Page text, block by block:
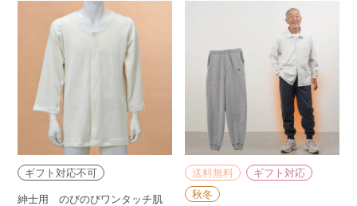
ギフト対応不可
紳士用 のびのびワンタッチ肌
送料無料
ギフト対応
秋冬